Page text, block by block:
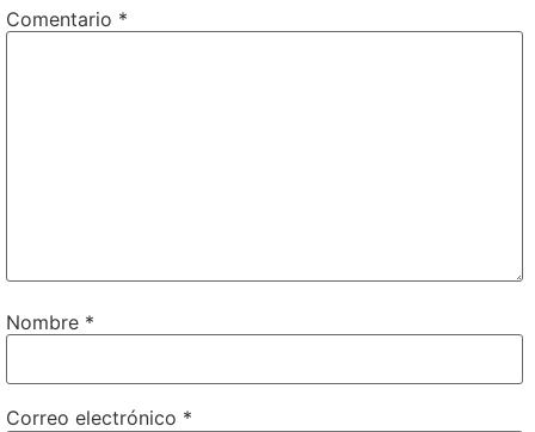
Comentario *
Nombre *
Correo electrónico *